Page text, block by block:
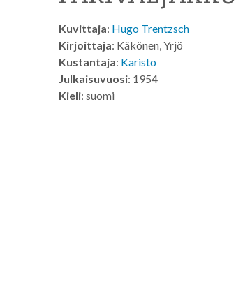
Kuvittaja: Hugo Trentzsch
Kirjoittaja: Käkönen, Yrjö
Kustantaja: Karisto
Julkaisuvuosi: 1954
Kieli: suomi